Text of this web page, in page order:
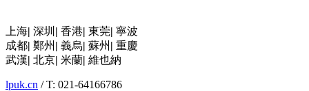
上海| 深圳 | 香港| 東莞| 寧波
成都| 鄭州 | 義烏| 蘇州 | 重慶
武漢| 北京| 米蘭| 維也納
lpuk.cn / T: 021-64166786